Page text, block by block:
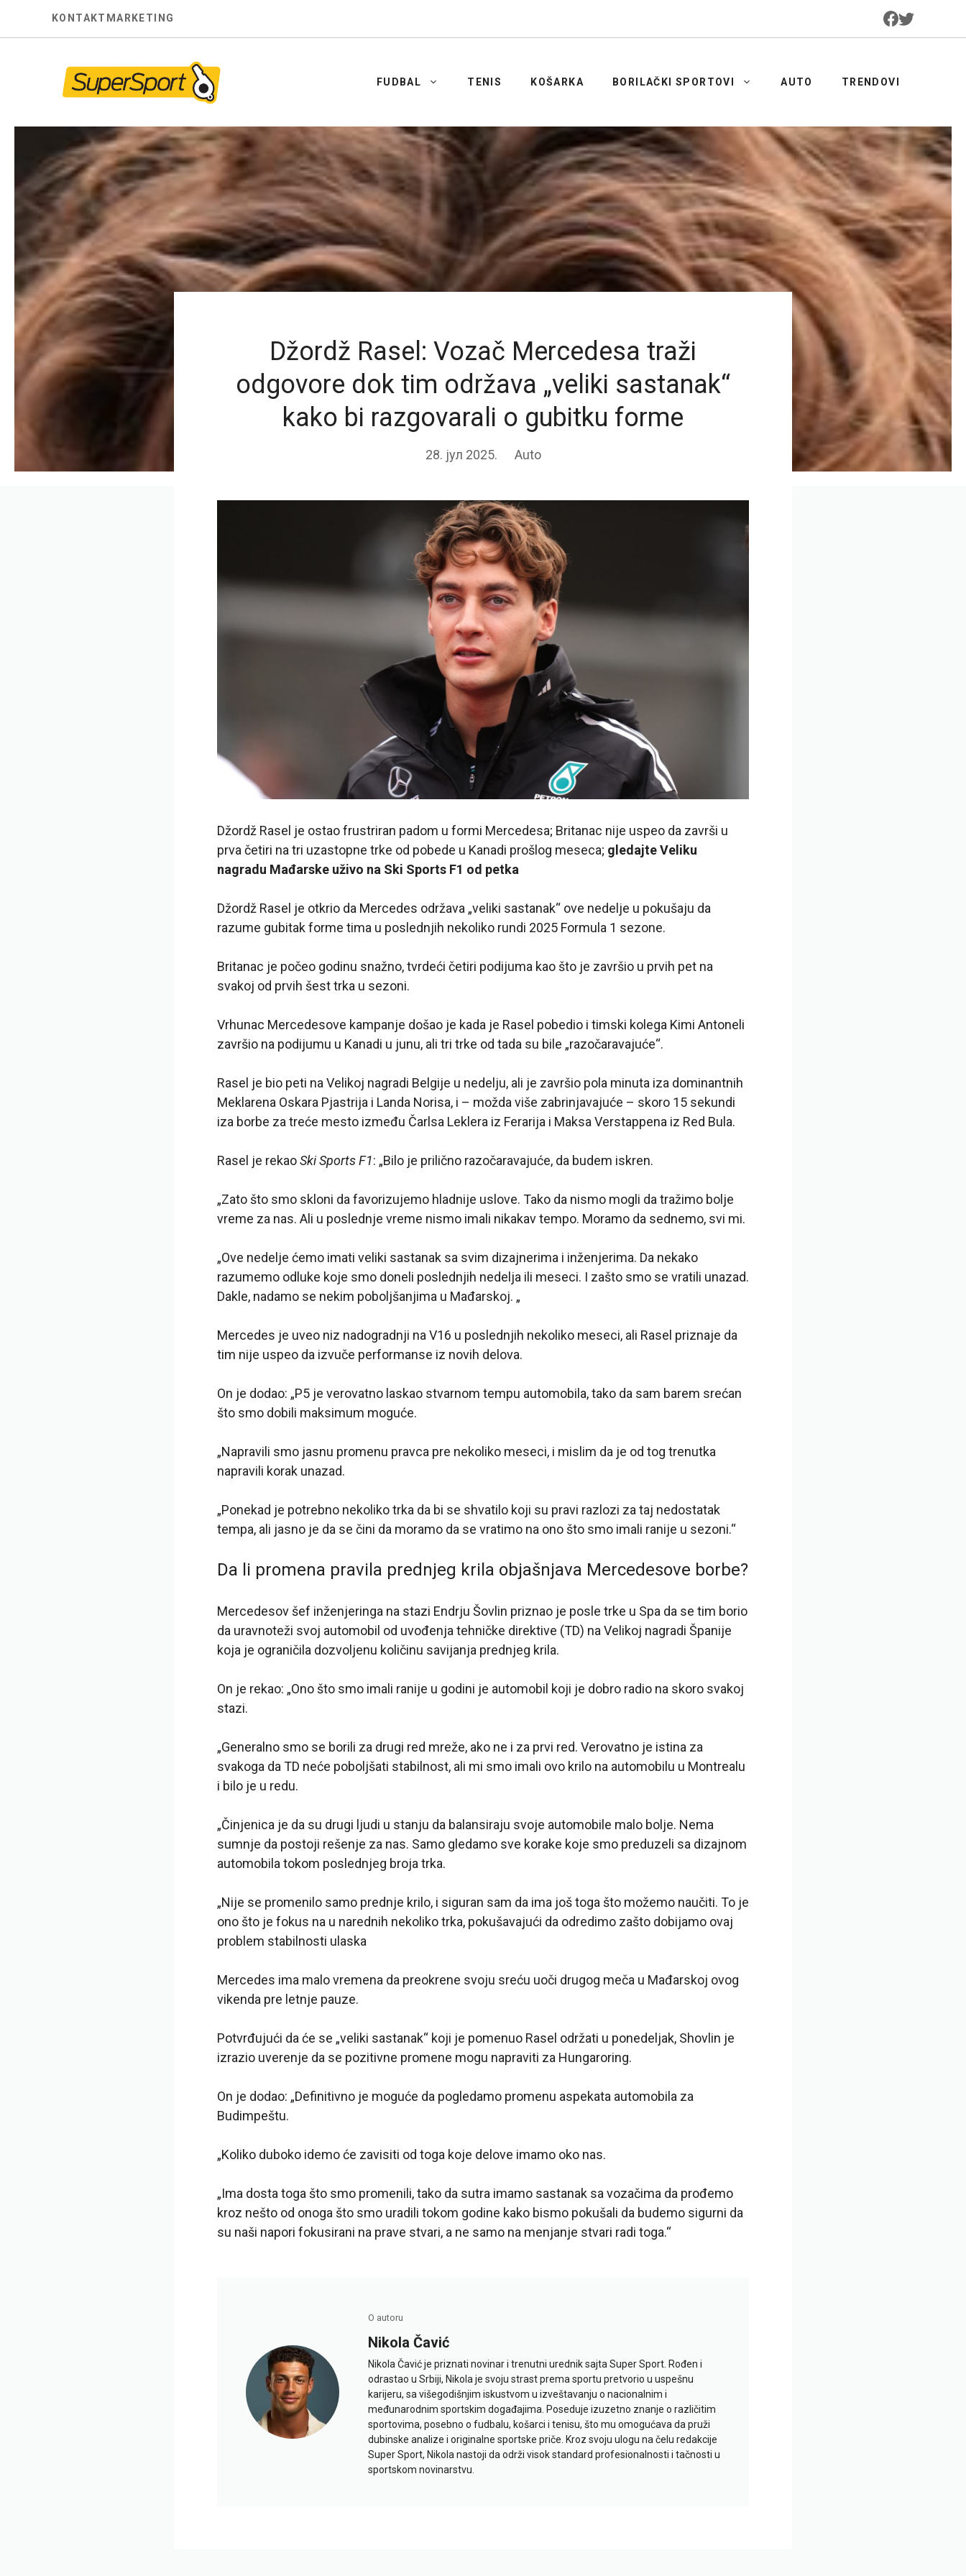
KONTAKT MARKETING
FUDBAL TENIS KOŠARKA BORILAČKI SPORTOVI AUTO TRENDOVI
Džordž Rasel: Vozač Mercedesa traži
odgovore dok tim održava „veliki sastanak“
kako bi razgovarali o gubitku forme
28. јул 2025. Auto
Džordž Rasel je ostao frustriran padom u formi Mercedesa; Britanac nije uspeo da završi u
prva četiri na tri uzastopne trke od pobede u Kanadi prošlog meseca; gledajte Veliku
nagradu Mađarske uživo na Ski Sports F1 od petka
Džordž Rasel je otkrio da Mercedes održava „veliki sastanak“ ove nedelje u pokušaju da
razume gubitak forme tima u poslednjih nekoliko rundi 2025 Formula 1 sezone.
Britanac je počeo godinu snažno, tvrdeći četiri podijuma kao što je završio u prvih pet na
svakoj od prvih šest trka u sezoni.
Vrhunac Mercedesove kampanje došao je kada je Rasel pobedio i timski kolega Kimi Antoneli
završio na podijumu u Kanadi u junu, ali tri trke od tada su bile „razočaravajuće“.
Rasel je bio peti na Velikoj nagradi Belgije u nedelju, ali je završio pola minuta iza dominantnih
Meklarena Oskara Pjastrija i Landa Norisa, i – možda više zabrinjavajuće – skoro 15 sekundi
iza borbe za treće mesto između Čarlsa Leklera iz Ferarija i Maksa Verstappena iz Red Bula.
Rasel je rekaoSki Sports F1: „Bilo je prilično razočaravajuće, da budem iskren.
„Zato što smo skloni da favorizujemo hladnije uslove. Tako da nismo mogli da tražimo bolje
vreme za nas. Ali u poslednje vreme nismo imali nikakav tempo. Moramo da sednemo, svi mi.
„Ove nedelje ćemo imati veliki sastanak sa svim dizajnerima i inženjerima. Da nekako
razumemo odluke koje smo doneli poslednjih nedelja ili meseci. I zašto smo se vratili unazad.
Dakle, nadamo se nekim poboljšanjima u Mađarskoj. „
Mercedes je uveo niz nadogradnji na V16 u poslednjih nekoliko meseci, ali Rasel priznaje da
tim nije uspeo da izvuče performanse iz novih delova.
On je dodao: „P5 je verovatno laskao stvarnom tempu automobila, tako da sam barem srećan
što smo dobili maksimum moguće.
„Napravili smo jasnu promenu pravca pre nekoliko meseci, i mislim da je od tog trenutka
napravili korak unazad.
„Ponekad je potrebno nekoliko trka da bi se shvatilo koji su pravi razlozi za taj nedostatak
tempa, ali jasno je da se čini da moramo da se vratimo na ono što smo imali ranije u sezoni.“
Da li promena pravila prednjeg krila objašnjava Mercedesove borbe?
Mercedesov šef inženjeringa na stazi Endrju Šovlin priznao je posle trke u Spa da se tim borio
da uravnoteži svoj automobil od uvođenja tehničke direktive (TD) na Velikoj nagradi Španije
koja je ograničila dozvoljenu količinu savijanja prednjeg krila.
On je rekao: „Ono što smo imali ranije u godini je automobil koji je dobro radio na skoro svakoj
stazi.
„Generalno smo se borili za drugi red mreže, ako ne i za prvi red. Verovatno je istina za
svakoga da TD neće poboljšati stabilnost, ali mi smo imali ovo krilo na automobilu u Montrealu
i bilo je u redu.
„Činjenica je da su drugi ljudi u stanju da balansiraju svoje automobile malo bolje. Nema
sumnje da postoji rešenje za nas. Samo gledamo sve korake koje smo preduzeli sa dizajnom
automobila tokom poslednjeg broja trka.
„Nije se promenilo samo prednje krilo, i siguran sam da ima još toga što možemo naučiti. To je
ono što je fokus na u narednih nekoliko trka, pokušavajući da odredimo zašto dobijamo ovaj
problem stabilnosti ulaska
Mercedes ima malo vremena da preokrene svoju sreću uoči drugog meča u Mađarskoj ovog
vikenda pre letnje pauze.
Potvrđujući da će se „veliki sastanak“ koji je pomenuo Rasel održati u ponedeljak, Shovlin je
izrazio uverenje da se pozitivne promene mogu napraviti za Hungaroring.
On je dodao: „Definitivno je moguće da pogledamo promenu aspekata automobila za
Budimpeštu.
„Koliko duboko idemo će zavisiti od toga koje delove imamo oko nas.
„Ima dosta toga što smo promenili, tako da sutra imamo sastanak sa vozačima da prođemo
kroz nešto od onoga što smo uradili tokom godine kako bismo pokušali da budemo sigurni da
su naši napori fokusirani na prave stvari, a ne samo na menjanje stvari radi toga.“
O autoru
Nikola Čavić
Nikola Čavić je priznati novinar i trenutni urednik sajta Super Sport. Rođen i
odrastao u Srbiji, Nikola je svoju strast prema sportu pretvorio u uspešnu
karijeru, sa višegodišnjim iskustvom u izveštavanju o nacionalnim i
međunarodnim sportskim događajima. Poseduje izuzetno znanje o različitim
sportovima, posebno o fudbalu, košarci i tenisu, što mu omogućava da pruži
dubinske analize i originalne sportske priče. Kroz svoju ulogu na čelu redakcije
Super Sport, Nikola nastoji da održi visok standard profesionalnosti i tačnosti u
sportskom novinarstvu.